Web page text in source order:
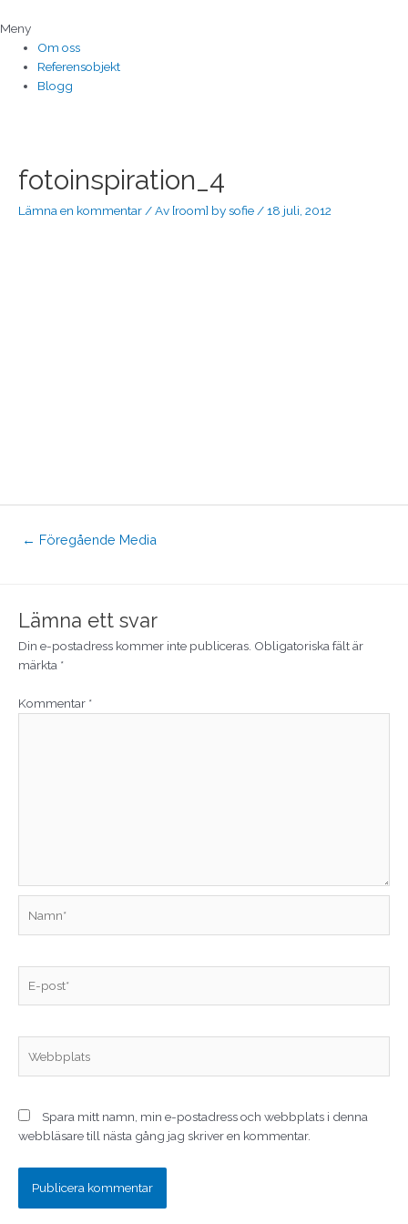
till
innehåll
Meny
Om oss
Referensobjekt
Blogg
fotoinspiration_4
Lämna en kommentar/ Av [room] by sofie/18 juli, 2012
← Föregående Media
Lämna ett svar
Din e-postadress kommer inte publiceras. Obligatoriska fält är
märkta *
Kommentar *
post*
Spara mitt namn, min e-postadress och webbplats i denna
webbläsare till nästa gång jag skriver en kommentar.